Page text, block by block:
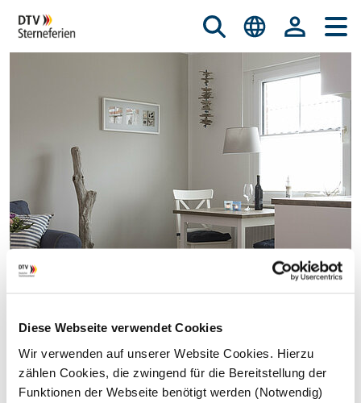
Diese Webseite verwendet Cookies
Wir verwenden auf unserer Website Cookies. Hierzu
zählen Cookies, die zwingend für die Bereitstellung der
Funktionen der Webseite benötigt werden (Notwendig)
© istockphoto.com/nicky39
STERNEFERIEN REGION